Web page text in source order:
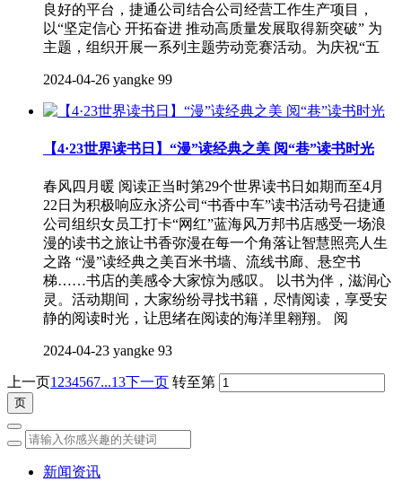
良好的平台，捷通公司结合公司经营工作生产项目，
以“坚定信心 开拓奋进 推动高质量发展取得新突破” 为
主题，组织开展一系列主题劳动竞赛活动。为庆祝“五
2024-04-26 yangke 99
【4·23世界读书日】“漫”读经典之美 阅“巷”读书时光
春风四月暖 阅读正当时第29个世界读书日如期而至4月
22日为积极响应永济公司“书香中车”读书活动号召捷通
公司组织女员工打卡“网红”蓝海风万邦书店感受一场浪
漫的读书之旅让书香弥漫在每一个角落让智慧照亮人生
之路 “漫”读经典之美百米书墙、流线书廊、悬空书
梯……书店的美感令大家惊为感叹。 以书为伴，滋润心
灵。活动期间，大家纷纷寻找书籍，尽情阅读，享受安
静的阅读时光，让思绪在阅读的海洋里翱翔。 阅
2024-04-23 yangke 93
上一页1 234567...13下一页 转至第
新闻资讯